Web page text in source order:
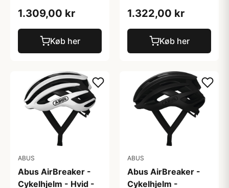
1.309,00 kr
Køb her
1.322,00 kr
Køb her
ABUS
Abus AirBreaker -
Cykelhjelm - Hvid -
ABUS
Abus AirBreaker -
Cykelhjelm -